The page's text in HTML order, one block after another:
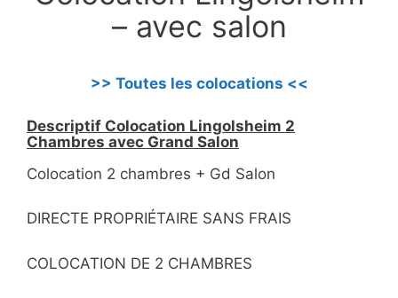
– avec salon
>> Toutes les colocations <<
Descriptif Colocation Lingolsheim 2
Chambres avec Grand Salon
Colocation 2 chambres + Gd Salon
DIRECTE PROPRIÉTAIRE SANS FRAIS
COLOCATION DE 2 CHAMBRES